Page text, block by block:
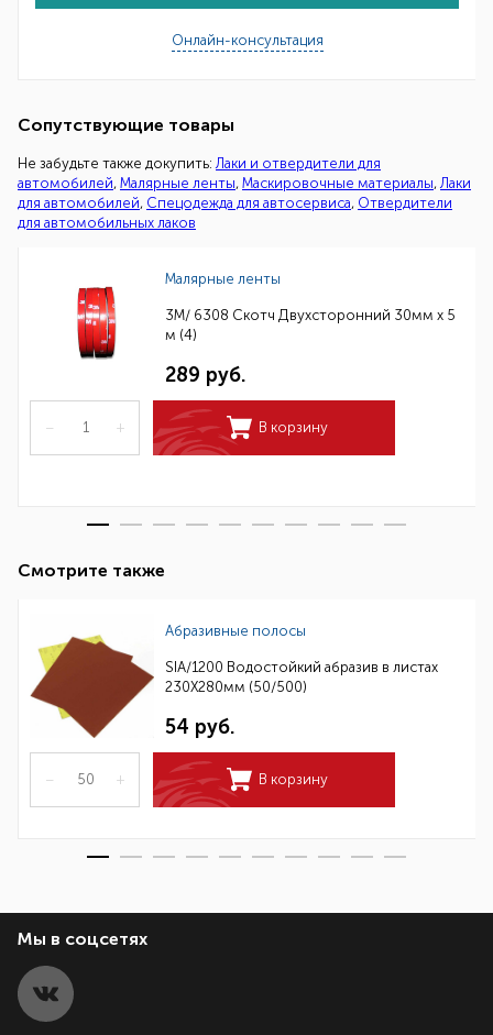
Онлайн-консультация
Сопутствующие товары
Не забудьте также докупить: Лаки и отвердители для
автомобилей, Малярные ленты, Маскировочные материалы, Лаки
для автомобилей, Спецодежда для автосервиса, Отвердители
для автомобильных лаков
Малярные ленты
3M/ 6308 Скотч Двухсторонний 30мм х 5
м (4)
289 руб.
– + В корзину
Смотрите также
Абразивные полосы
SIA/1200 Водостойкий абразив в листах
230Х280мм (50/500)
54 руб.
– + В корзину
Мы в соцсетях